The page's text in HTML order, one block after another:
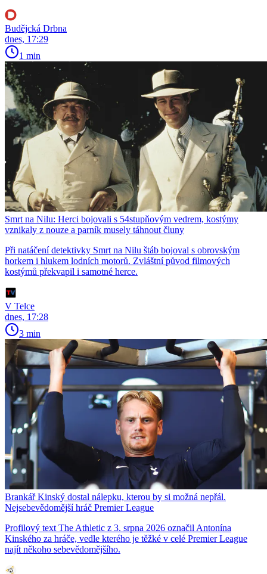
Budějcká Drbna
dnes, 17:29
1 min
Smrt na Nilu: Herci bojovali s 54stupňovým vedrem, kostýmy
vznikaly z nouze a parník musely táhnout čluny
Při natáčení detektivky Smrt na Nilu štáb bojoval s obrovským
horkem i hlukem lodních motorů. Zvláštní původ filmových
kostýmů překvapil i samotné herce.
V Telce
dnes, 17:28
3 min
Brankář Kinský dostal nálepku, kterou by si možná nepřál.
Nejsebevědomější hráč Premier League
Profilový text The Athletic z 3. srpna 2026 označil Antonína
Kinského za hráče, vedle kterého je těžké v celé Premier League
najít někoho sebevědomějšího.